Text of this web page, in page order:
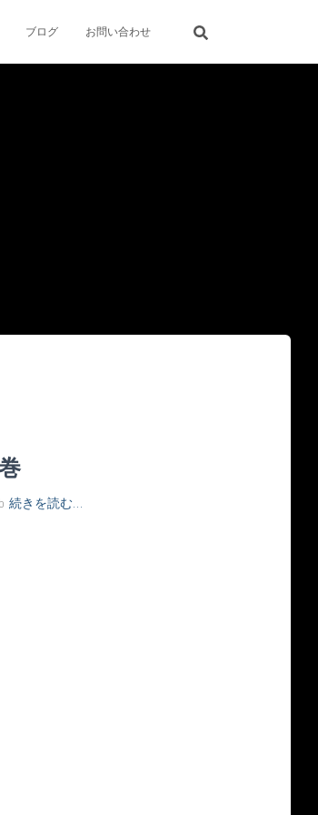
ブログ お問い合わせ
続きを読む…